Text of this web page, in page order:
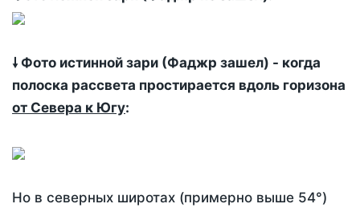
🠗 Фото истинной зари (Фаджр зашел) - когда
полоска рассвета простирается вдоль горизона
от Севера к Югу:
Но в северных широтах (примерно выше 54°)